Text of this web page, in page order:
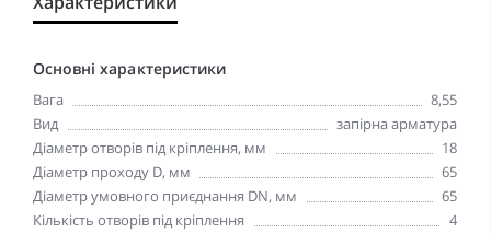
Основні характеристики
Вага
8,55
Вид
запірна арматура
Діаметр отворів під кріплення, мм
18
Діаметр проходу D, мм
65
Діаметр умовного приєднання DN, мм
65
Кількість отворів під кріплення
4